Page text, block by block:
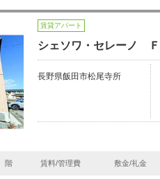
賃貸アパート
シェソワ・セレーノ Ｆ
長野県飯田市松尾寺所
階 賃料/管理費 敷金/礼金